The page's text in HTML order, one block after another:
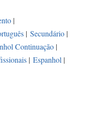
|
| Secundário |
Continuação |
| Espanhol |